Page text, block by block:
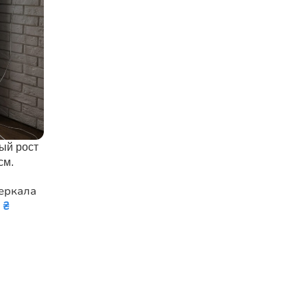
рост
₴